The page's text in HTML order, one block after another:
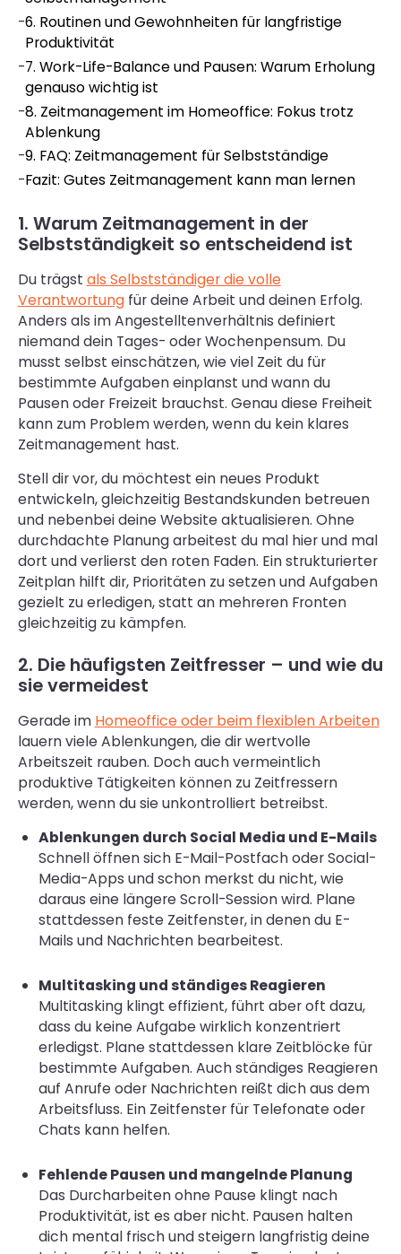
-6. Routinen und Gewohnheiten für langfristige
Produktivität
-7. Work-Life-Balance und Pausen: Warum Erholung
genauso wichtig ist
-8. Zeitmanagement im Homeoffice: Fokus trotz
Ablenkung
-9. FAQ: Zeitmanagement für Selbstständige
-Fazit: Gutes Zeitmanagement kann man lernen
1. Warum Zeitmanagement in der
Selbstständigkeit so entscheidend ist
Du trägst als Selbstständiger die volle
Verantwortungfür deine Arbeit und deinen Erfolg.
Anders als im Angestelltenverhältnis definiert
niemand dein Tages- oder Wochenpensum. Du
musst selbst einschätzen, wie viel Zeit du für
bestimmte Aufgaben einplanst und wann du
Pausen oder Freizeit brauchst. Genau diese Freiheit
kann zum Problem werden, wenn du kein klares
Zeitmanagement hast.
Stell dir vor, du möchtest ein neues Produkt
entwickeln, gleichzeitig Bestandskunden betreuen
und nebenbei deine Website aktualisieren. Ohne
durchdachte Planung arbeitest du mal hier und mal
dort und verlierst den roten Faden. Ein strukturierter
Zeitplan hilft dir, Prioritäten zu setzen und Aufgaben
gezielt zu erledigen, statt an mehreren Fronten
gleichzeitig zu kämpfen.
2. Die häufigsten Zeitfresser – und wie du
sie vermeidest
Gerade im Homeoffice oder beim flexiblen Arbeiten
lauern viele Ablenkungen, die dir wertvolle
Arbeitszeit rauben. Doch auch vermeintlich
produktive Tätigkeiten können zu Zeitfressern
werden, wenn du sie unkontrolliert betreibst.
Ablenkungen durch Social Media und E-Mails
Schnell öffnen sich E-Mail-Postfach oder Social-
Media-Apps und schon merkst du nicht, wie
daraus eine längere Scroll-Session wird. Plane
stattdessen feste Zeitfenster, in denen du E-
Mails und Nachrichten bearbeitest.
Multitasking und ständiges Reagieren
Multitasking klingt effizient, führt aber oft dazu,
dass du keine Aufgabe wirklich konzentriert
erledigst. Plane stattdessen klare Zeitblöcke für
bestimmte Aufgaben. Auch ständiges Reagieren
auf Anrufe oder Nachrichten reißt dich aus dem
Arbeitsfluss. Ein Zeitfenster für Telefonate oder
Chats kann helfen.
Fehlende Pausen und mangelnde Planung
Das Durcharbeiten ohne Pause klingt nach
Produktivität, ist es aber nicht. Pausen halten
dich mental frisch und steigern langfristig deine